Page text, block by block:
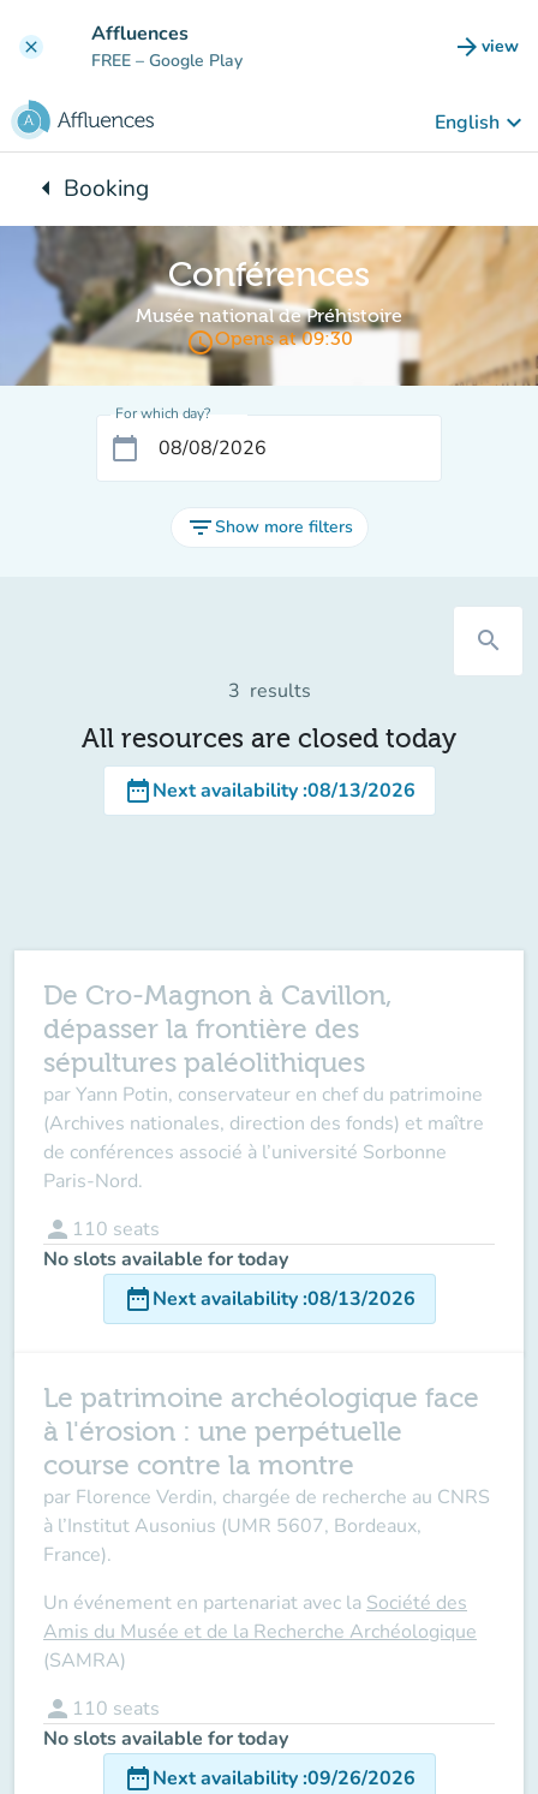
clear Affluences
FREE – Google Play arrow_forward view
(new
English keyboard_arrow_down
arrow_leftBack to:
Booking
Conférences
Musée national de Préhistoire
access_timeOpens at 09:30
For which day?
calendar_today
filter_listShow more filters
search
3 results
All resources are closed today
date_rangeNext availability:08/13/2026
De Cro-Magnon à Cavillon,
dépasser la frontière des
sépultures paléolithiques
par Yann Potin, conservateur en chef du patrimoine
(Archives nationales, direction des fonds) et maître
de conférences associé à l’université Sorbonne
Paris-Nord.
person 110 seats
No slots available for today
date_rangeNext availability:08/13/2026
Le patrimoine archéologique face
à l'érosion : une perpétuelle
course contre la montre
par Florence Verdin, chargée de recherche au CNRS
à l’Institut Ausonius (UMR 5607, Bordeaux,
France).
Un événement en partenariat avec la Société des
Amis du Musée et de la Recherche Archéologique
(SAMRA)
person 110 seats
No slots available for today
date_rangeNext availability:09/26/2026